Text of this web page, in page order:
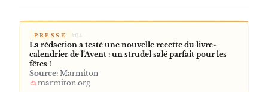
PRESSE #04
La rédaction a testé une nouvelle recette du livre-
calendrier de l’Avent : un strudel salé parfait pour les
fêtes !
Source: Marmiton
marmiton.org